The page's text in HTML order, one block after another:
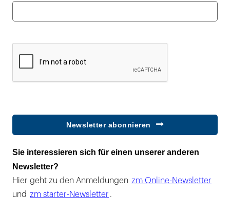
Newsletter abonnieren
Sie interessieren sich für einen unserer anderen
Newsletter?
Hier geht zu den Anmeldungen zm Online-Newsletter
und zm starter-Newsletter .